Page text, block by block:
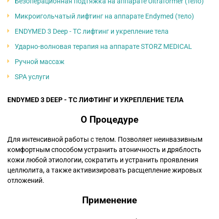
Микроигольчатый лифтинг на аппарате Endymed (тело)
ENDYMED 3 Deep - TC лифтинг и укрепление тела
Ударно-волновая терапия на аппарате STORZ MEDICAL
Ручной массаж
SPA услуги
ENDYMED 3 DEEP - TC ЛИФТИНГ И УКРЕПЛЕНИЕ ТЕЛА
О Процедуре
Для интенсивной работы с телом. Позволяет неинвазивным
комфортным способом устранить атоничность и дряблость
кожи любой этиологии, сократить и устранить проявления
целлюлита, а также активизировать расщепление жировых
отложений.
Применение